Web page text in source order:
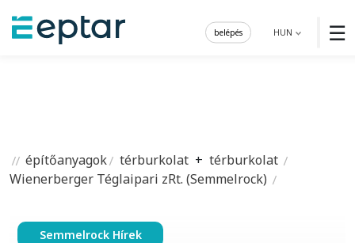
☰
HUN
belépés
építőanyagok térburkolat + térburkolat
Wienerberger Téglaipari zRt. (Semmelrock)
Semmelrock Hírek